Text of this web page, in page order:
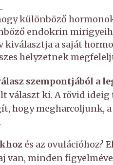
különböző
endokrin
kiválasztja a saját
helyzetnek
szempontjából a
választ ki. A rövid ideig
hogy megharcoljunk,
és az ovulációhoz?
van, minden